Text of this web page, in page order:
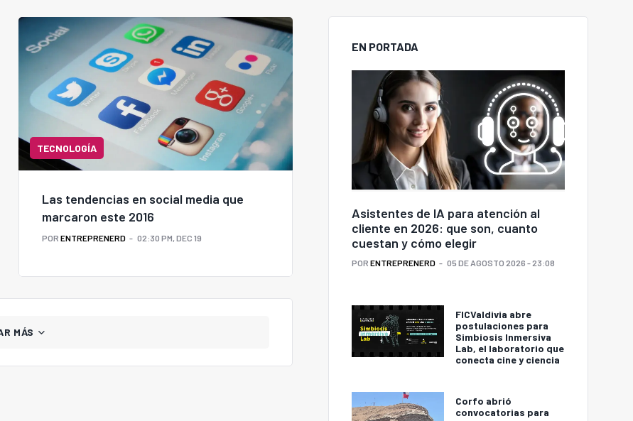
TECNOLOGÍA
Las tendencias en social media que
marcaron este 2016
POR ENTREPRENERD 02:30 PM, DEC 19
MÁS
EN PORTADA
Asistentes de IA para atención al
cliente en 2026: que son, cuanto
cuestan y cómo elegir
POR ENTREPRENERD 05 DE AGOSTO 2026 - 23:08
FICValdivia abre
postulaciones para
Simbiosis Inmersiva
Lab, el laboratorio que
conecta cine y ciencia
Corfo abrió
convocatorias para